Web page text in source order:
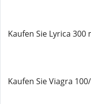
Kaufen Sie Lyrica
Kaufen Sie Viagra